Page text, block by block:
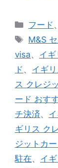
カ
テ
リ
ー
フード 、
タ
グ
M&S
visa、 イ
ド 、 イギ
ス クレジ
ード おす
チ決済、
ギリス ク
ジットカ
駐在、 イ